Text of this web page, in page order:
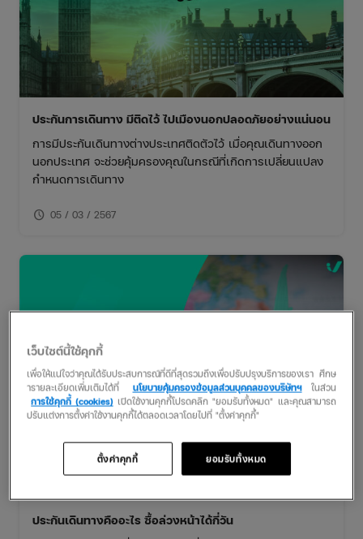
ประกันการเดินทาง มีติดไว้ ไปเมืองนอกปลอดภัยอย่างแน่นอน
การมีประกันเดินทางต่างประเทศติดตัวไว้ เมื่อคุณเดินทางออก
นอกประเทศ จะช่วยคุ้มครองคุณในกรณีที่เกิดการเปลี่ยนแปลง
กำหนดการเดินทาง
schedule 05 / 03 / 2567
ประกันเดินทางคืออะไร ซื้อล่วงหน้าได้กี่วัน
เว็บไซต์นี้ใช้คุกกี้
เพื่อให้แน่ใจว่าคุณได้รับประสบการณ์ที่ดีที่สุดรวมถึงเพื่อปรับปรุงบริการของเรา ศึกษ
ารายละเอียดเพิ่มเติมได้ที่
นโยบายคุ้มครองข้อมูลส่วนบุคคลของบริษัทฯในส่วน
การใช้คุกกี้ (cookies) เปิดใช้งานคุกกี้โปรดคลิก "ยอมรับทั้งหมด" และคุณสามารถ
ปรับแต่งการตั้งค่าใช้งานคุกกี้ได้ตลอดเวลาโดยไปที่ "ตั้งค่าคุกกี้"
ยอมรับทั้งหมด
ตั้งค่าคุกกี้